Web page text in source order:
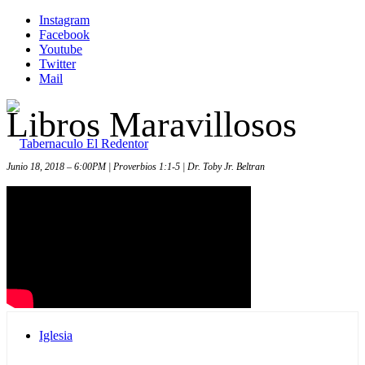
Instagram
Facebook
Youtube
Twitter
Mail
Iglesia
Libros Maravillosos
Junio 18, 2018 – 6:00PM | Proverbios 1:1-5 | Dr. Toby Jr. Beltran